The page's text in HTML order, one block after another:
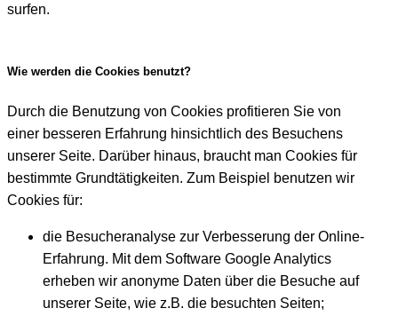
surfen.
Wie werden die Cookies benutzt?
Durch die Benutzung von Cookies profitieren Sie von
einer besseren Erfahrung hinsichtlich des Besuchens
unserer Seite. Darüber hinaus, braucht man Cookies für
bestimmte Grundtätigkeiten. Zum Beispiel benutzen wir
Cookies für:
die Besucheranalyse zur Verbesserung der Online-
Erfahrung. Mit dem Software Google Analytics
erheben wir anonyme Daten über die Besuche auf
unserer Seite, wie z.B. die besuchten Seiten;